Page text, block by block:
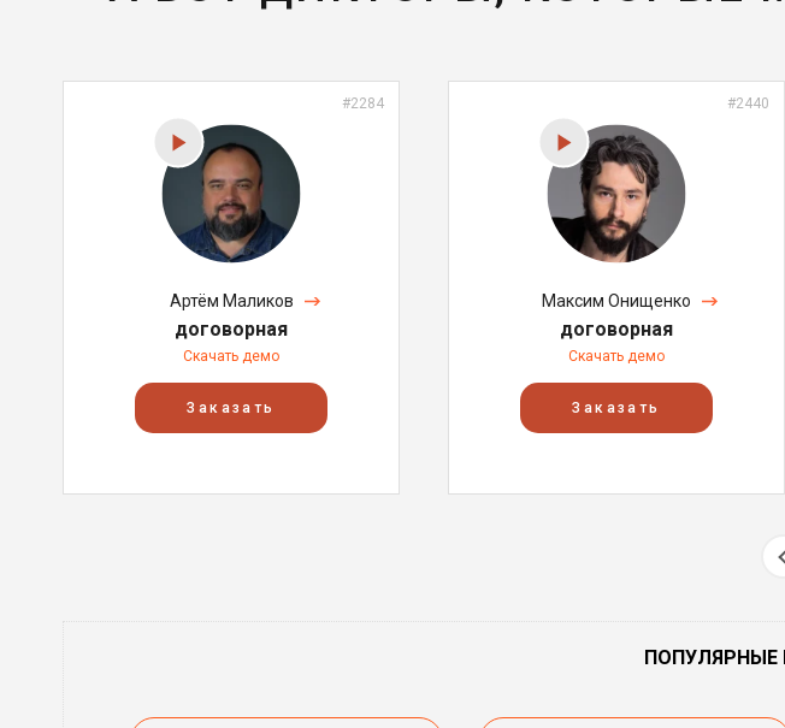
#2284
Артём Маликов
договорная
Скачать демо
Заказать
#2440
Максим Онищенко
договорная
Скачать демо
Заказать
ПОПУЛЯРНЫЕ